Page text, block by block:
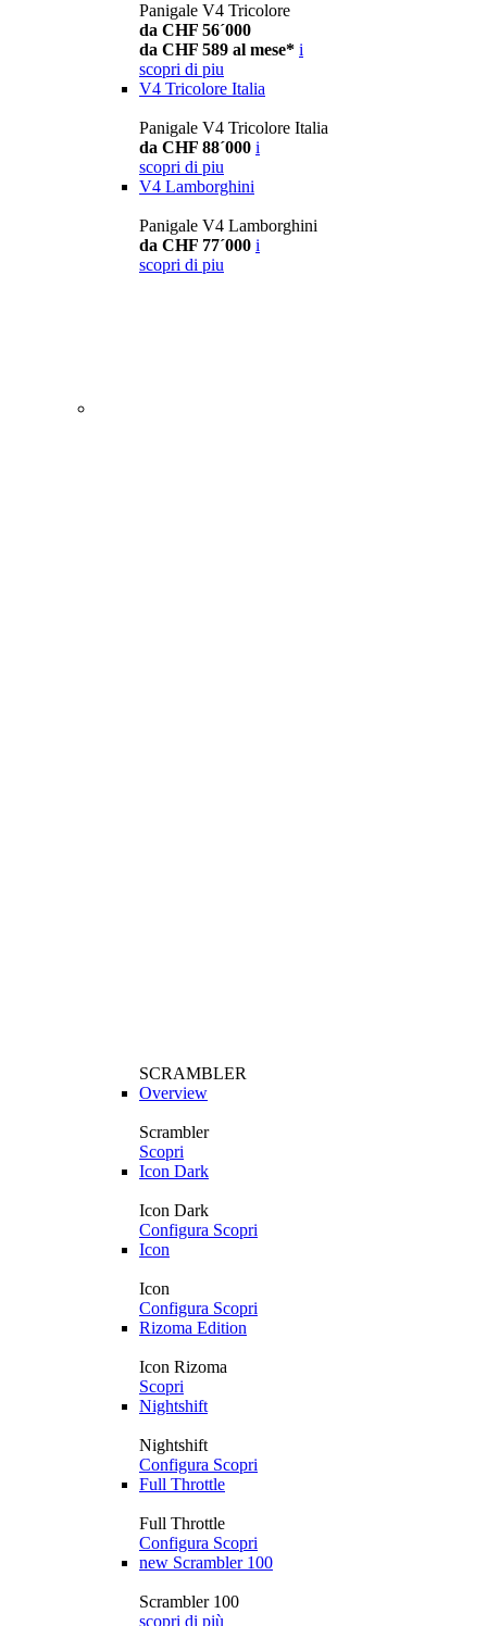
Panigale V4 Tricolore
da CHF 56´000
da CHF 589 al mese* i
scopri di piu
V4 Tricolore Italia
Panigale V4 Tricolore Italia
da CHF 88´000 i
scopri di piu
V4 Lamborghini
Panigale V4 Lamborghini
da CHF 77´000 i
scopri di piu
SCRAMBLER
Overview
Scrambler
Scopri
Icon Dark
Icon Dark
Configura Scopri
Icon
Icon
Configura Scopri
Rizoma Edition
Icon Rizoma
Scopri
Nightshift
Nightshift
Configura Scopri
Full Throttle
Full Throttle
Configura Scopri
new Scrambler 100
Scrambler 100
scopri di più